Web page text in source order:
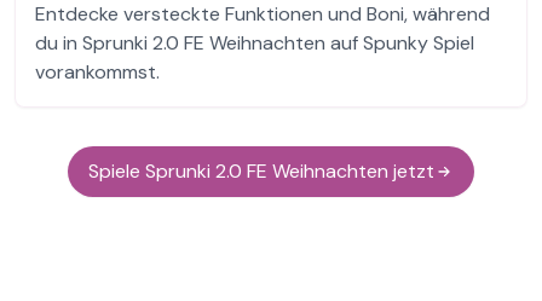
Entdecke versteckte Funktionen und Boni, während
du in Sprunki 2.0 FE Weihnachten auf Spunky Spiel
vorankommst.
Spiele Sprunki 2.0 FE Weihnachten jetzt